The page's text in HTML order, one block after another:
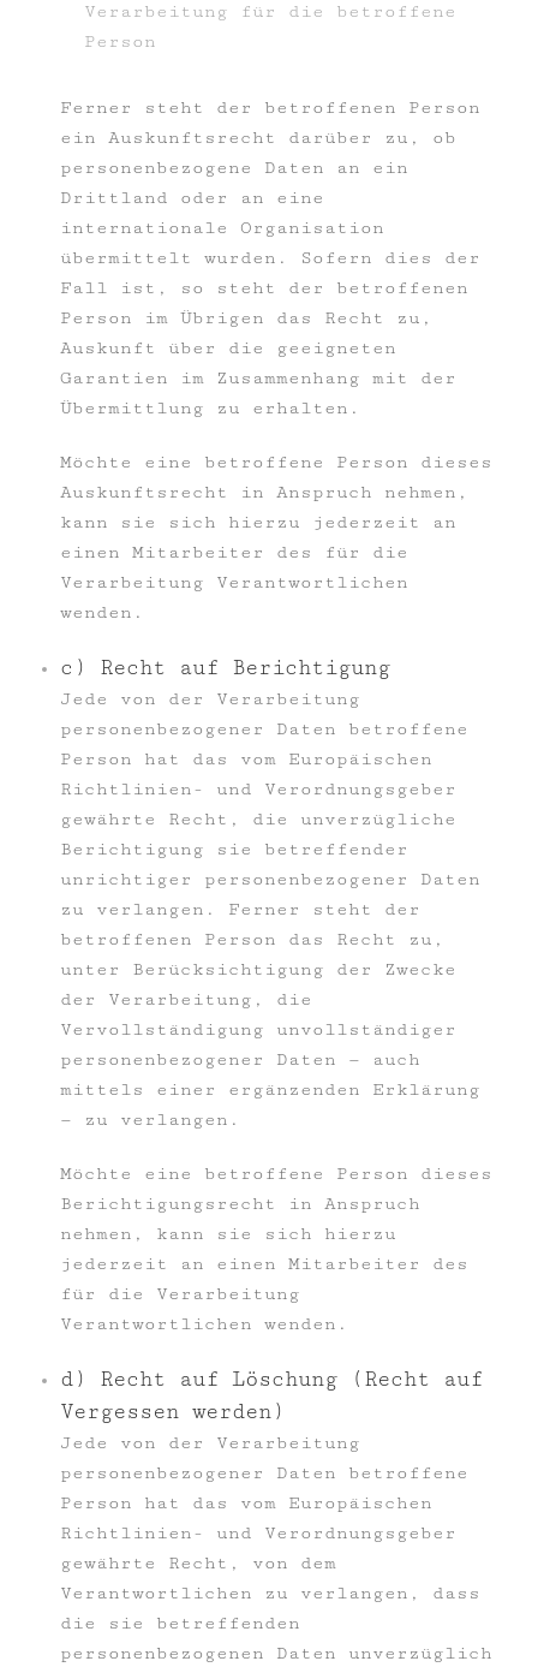
Verarbeitung für die betroffene
Person
Ferner steht der betroffenen Person
ein Auskunftsrecht darüber zu, ob
personenbezogene Daten an ein
Drittland oder an eine
internationale Organisation
übermittelt wurden. Sofern dies der
Fall ist, so steht der betroffenen
Person im Übrigen das Recht zu,
Auskunft über die geeigneten
Garantien im Zusammenhang mit der
Übermittlung zu erhalten.
Möchte eine betroffene Person dieses
Auskunftsrecht in Anspruch nehmen,
kann sie sich hierzu jederzeit an
einen Mitarbeiter des für die
Verarbeitung Verantwortlichen
wenden.
c) Recht auf Berichtigung
Jede von der Verarbeitung
personenbezogener Daten betroffene
Person hat das vom Europäischen
Richtlinien- und Verordnungsgeber
gewährte Recht, die unverzügliche
Berichtigung sie betreffender
unrichtiger personenbezogener Daten
zu verlangen. Ferner steht der
betroffenen Person das Recht zu,
unter Berücksichtigung der Zwecke
der Verarbeitung, die
Vervollständigung unvollständiger
personenbezogener Daten — auch
mittels einer ergänzenden Erklärung
— zu verlangen.
Möchte eine betroffene Person dieses
Berichtigungsrecht in Anspruch
nehmen, kann sie sich hierzu
jederzeit an einen Mitarbeiter des
für die Verarbeitung
Verantwortlichen wenden.
d) Recht auf Löschung (Recht auf
Vergessen werden)
Jede von der Verarbeitung
personenbezogener Daten betroffene
Person hat das vom Europäischen
Richtlinien- und Verordnungsgeber
gewährte Recht, von dem
Verantwortlichen zu verlangen, dass
die sie betreffenden
personenbezogenen Daten unverzüglich